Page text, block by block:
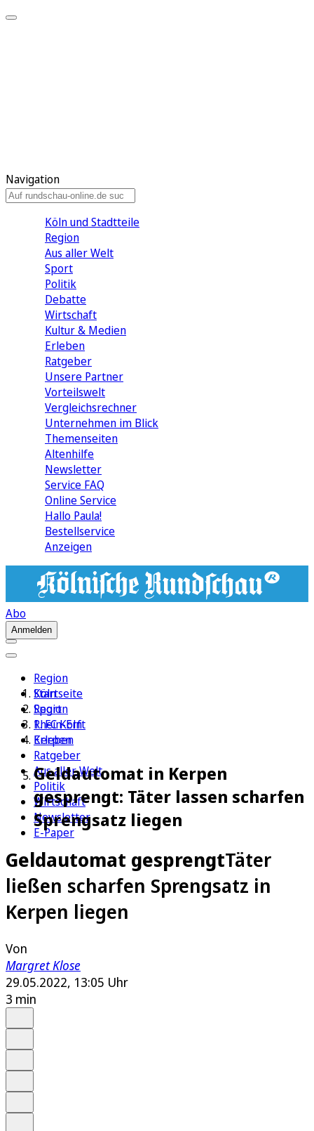
Navigation
Köln und Stadtteile
Region
Aus aller Welt
Sport
Politik
Debatte
Wirtschaft
Kultur & Medien
Erleben
Ratgeber
Unsere Partner
Vorteilswelt
Vergleichsrechner
Unternehmen im Blick
Themenseiten
Altenhilfe
Newsletter
Service FAQ
Online Service
Hallo Paula!
Bestellservice
Anzeigen
Abo
Anmelden
Region
Köln
Sport
1. FC Köln
Erleben
Ratgeber
Aus aller Welt
Politik
Wirtschaft
Newsletter
E-Paper
Startseite
Region
Rhein-Erft
Kerpen
Geldautomat in Kerpen
gesprengt: Täter lassen scharfen
Sprengsatz liegen
Geldautomat gesprengtTäter
ließen scharfen Sprengsatz in
Kerpen liegen
Von
Margret Klose
29.05.2022, 13:05 Uhr
3 min